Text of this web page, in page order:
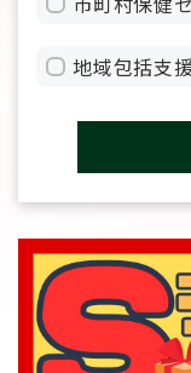
地域包括支